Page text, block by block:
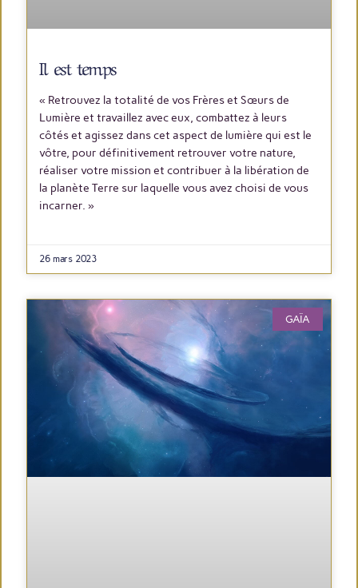
Il est temps
« Retrouvez la totalité de vos Frères et Sœurs de
Lumière et travaillez avec eux, combattez à leurs
côtés et agissez dans cet aspect de lumière qui est le
vôtre, pour définitivement retrouver votre nature,
réaliser votre mission et contribuer à la libération de
la planète Terre sur laquelle vous avez choisi de vous
incarner. »
26 mars 2023
GAÏA